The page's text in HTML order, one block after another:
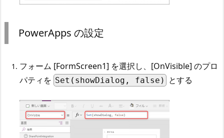
PowerApps の設定
フォーム [FormScreen1] を選択し、[OnVisible] のプロ
パティを Set(showDialog, false) とする